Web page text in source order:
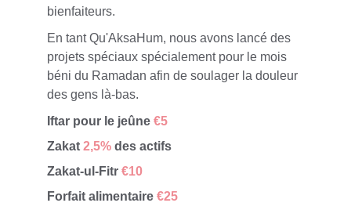
bienfaiteurs.
En tant Qu'AksaHum, nous avons lancé des
projets spéciaux spécialement pour le mois
béni du Ramadan afin de soulager la douleur
des gens là-bas.
Iftar pour le jeûne €5
Zakat 2,5% des actifs
Zakat-ul-Fitr €10
Forfait alimentaire €25